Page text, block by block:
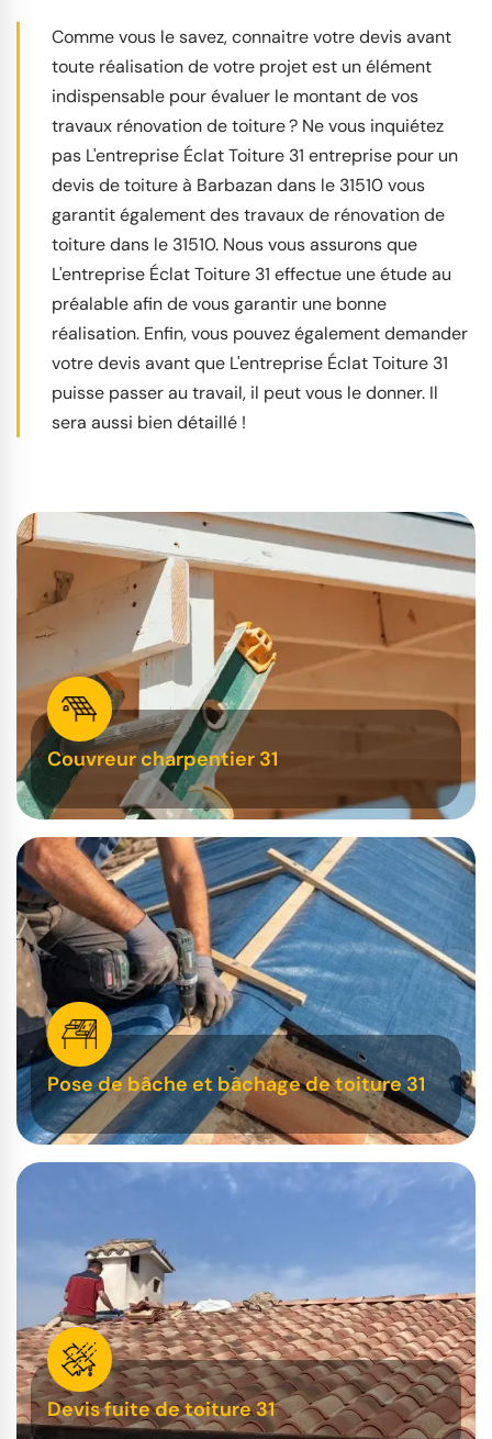
Comme vous le savez, connaitre votre devis avant
toute réalisation de votre projet est un élément
indispensable pour évaluer le montant de vos
travaux rénovation de toiture ? Ne vous inquiétez
pas L'entreprise Éclat Toiture 31 entreprise pour un
devis de toiture à Barbazan dans le 31510 vous
garantit également des travaux de rénovation de
toiture dans le 31510. Nous vous assurons que
L'entreprise Éclat Toiture 31 effectue une étude au
préalable afin de vous garantir une bonne
réalisation. Enfin, vous pouvez également demander
votre devis avant que L'entreprise Éclat Toiture 31
puisse passer au travail, il peut vous le donner. Il
sera aussi bien détaillé !
Couvreur charpentier 31
Pose de bâche et bâchage de toiture 31
Devis fuite de toiture 31